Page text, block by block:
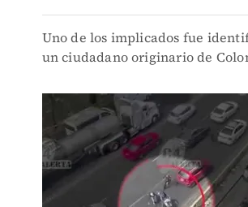
Uno de los implicados fue
un ciudadano originario de